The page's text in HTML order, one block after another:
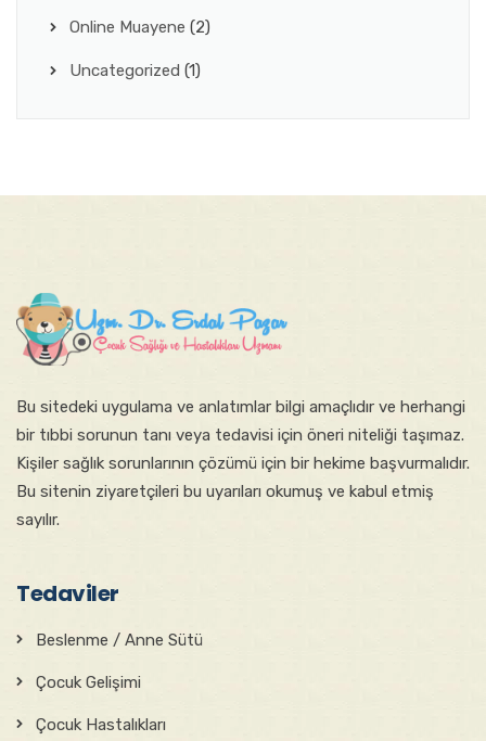
Online Muayene (2)
Uncategorized (1)
Bu sitede​ki​​ uygulama ve anlatımlar ​bilgi amaçlıdır ve herhangi
bir tıbbi sorunun tanı veya tedavisi için öneri niteliği taşımaz.
Kişiler sağlık sorunlarının çözümü için bir hekime başvurmalıdır.
Bu sitenin ziyaretçileri bu uyarıları okumuş ve kabul etmiş
sayılır.
Tedaviler
Beslenme / Anne Sütü
Çocuk Gelişimi
Çocuk Hastalıkları